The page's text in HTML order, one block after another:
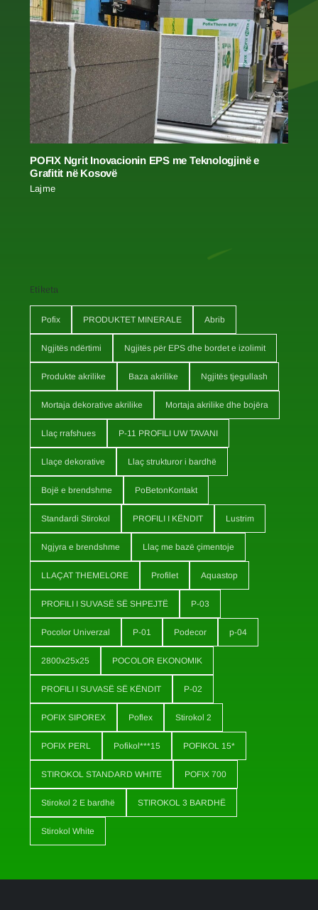
POFIX Ngrit Inovacionin EPS me Teknologjinë e
Grafitit në Kosovë
Etiketa
Pofix PRODUKTET MINERALE Abrib
Ngjitës ndërtimi Ngjitës për EPS dhe bordet e izolimit
Produkte akrilike Baza akrilike Ngjitës tjegullash
Mortaja dekorative akrilike Mortaja akrilike dhe bojëra
Llaç rrafshues P-11 PROFILI UW TAVANI
Llaçe dekorative Llaç strukturor i bardhë
Bojë e brendshme PoBetonKontakt
Standardi Stirokol PROFILI I KËNDIT Lustrim
Ngjyra e brendshme Llaç me bazë çimentoje
LLAÇAT THEMELORE Profilet Aquastop
PROFILI I SUVASË SË SHPEJTË
Pocolor Univerzal P-01 Podecor
2800x25x25 POCOLOR EKONOMIK
PROFILI I SUVASË SË KËNDIT P-02
POFIX SIPOREX Poflex Stirokol 2
POFIX PERL Pofikol***15 POFIKOL 15*
STIROKOL STANDARD WHITE POFIX 700
Stirokol 2 E bardhë